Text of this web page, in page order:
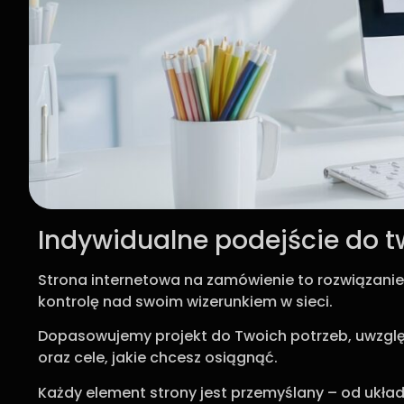
Indywidualne podejście do
Strona internetowa na zamówienie to
kontrolę nad swoim wizerunkiem w sieci.
Dopasowujemy projekt do Twoich potrzeb,
oraz cele, jakie chcesz osiągnąć.
Każdy element strony jest przemyślany – od